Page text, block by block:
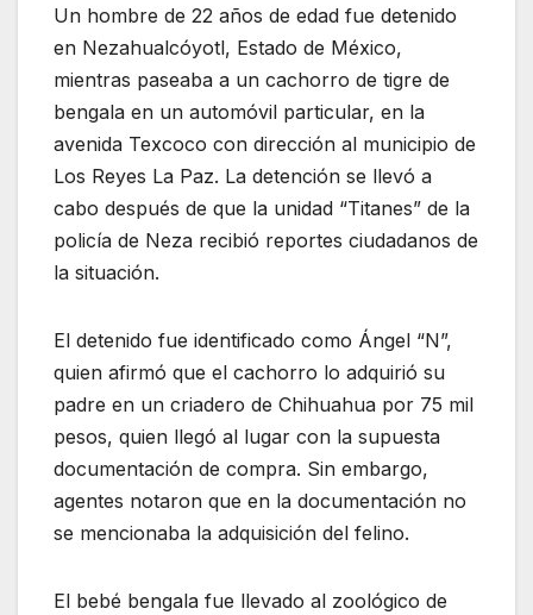
Un hombre de 22 años de edad fue detenido
en Nezahualcóyotl, Estado de México,
mientras paseaba a un cachorro de tigre de
bengala en un automóvil particular, en la
avenida Texcoco con dirección al municipio de
Los Reyes La Paz. La detención se llevó a
cabo después de que la unidad “Titanes” de la
policía de Neza recibió reportes ciudadanos de
la situación.
El detenido fue identificado como Ángel “N”,
quien afirmó que el cachorro lo adquirió su
padre en un criadero de Chihuahua por 75 mil
pesos, quien llegó al lugar con la supuesta
documentación de compra. Sin embargo,
agentes notaron que en la documentación no
se mencionaba la adquisición del felino.
El bebé bengala fue llevado al zoológico de